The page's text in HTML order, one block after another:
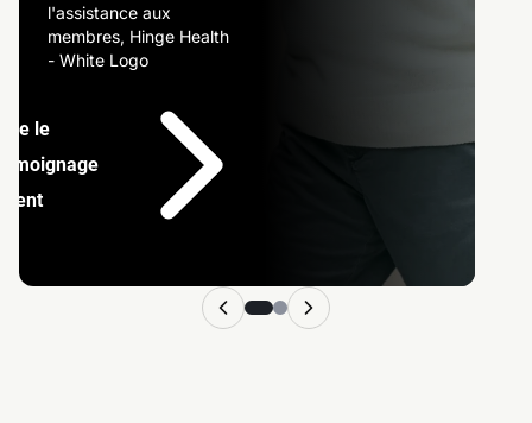
l'assistance aux
membres, Hinge Health
- White Logo
le